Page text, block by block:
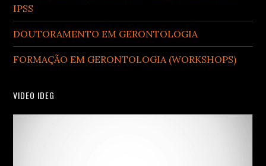
IPSS
DOUTORAMENTO EM GERONTOLOGIA
FORMAÇÃO EM GERONTOLOGIA (WORKSHOPS)
VIDEO IDEG